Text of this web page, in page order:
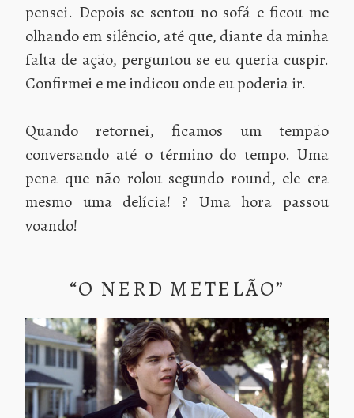
pensei. Depois se sentou no sofá e ficou me
olhando em silêncio, até que, diante da minha
falta de ação, perguntou se eu queria cuspir.
Confirmei e me indicou onde eu poderia ir.
Quando retornei, ficamos um tempão
conversando até o término do tempo. Uma
pena que não rolou segundo round, ele era
mesmo uma delícia! ? Uma hora passou
voando!
“O NERD METELÃO”